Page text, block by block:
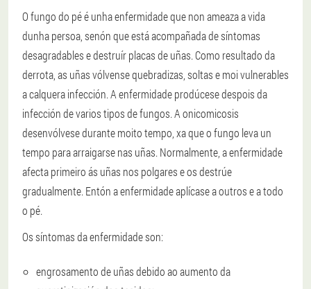
O fungo do pé é unha enfermidade que non ameaza a vida
dunha persoa, senón que está acompañada de síntomas
desagradables e destruír placas de uñas. Como resultado da
derrota, as uñas vólvense quebradizas, soltas e moi vulnerables
a calquera infección. A enfermidade prodúcese despois da
infección de varios tipos de fungos. A onicomicosis
desenvólvese durante moito tempo, xa que o fungo leva un
tempo para arraigarse nas uñas. Normalmente, a enfermidade
afecta primeiro ás uñas nos polgares e os destrúe
gradualmente. Entón a enfermidade aplícase a outros e a todo
o pé.
Os síntomas da enfermidade son:
engrosamento de uñas debido ao aumento da